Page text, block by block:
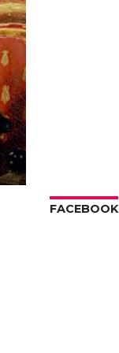
FACEBOOK